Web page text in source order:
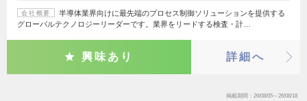
会社概要
半導体業界向けに最先端のプロセス制御ソリューションを提供する
グローバルテクノロジーリーダーです。業界をリードする検査・計…
興味あり 詳細へ
掲載期間 26/08/05～26/08/18